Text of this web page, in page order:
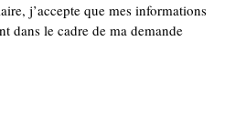
j’accepte que mes informations
dans le cadre de ma demande